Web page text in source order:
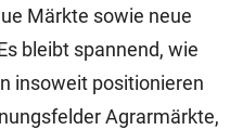
Märkte sowie neue
bleibt spannend, wie
insoweit positionieren
Agrarmärkte,